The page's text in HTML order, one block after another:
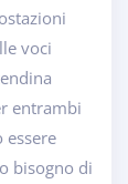
voci
entrambi
essere
bisogno di